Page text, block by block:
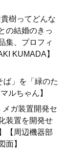
樹ってどんな
の結婚のきっ
集、プロフィ
KUMADA】
ば」を「緑のた
ルちゃん】
メガ装置開発セ
装置を開発せ
【周辺機器部
面】